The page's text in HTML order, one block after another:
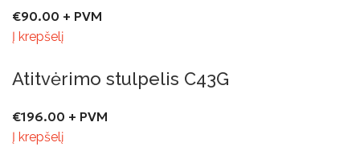
€90.00 + PVM
Į krepšelį
Atitvėrimo stulpelis C43G
€196.00 + PVM
Į krepšelį